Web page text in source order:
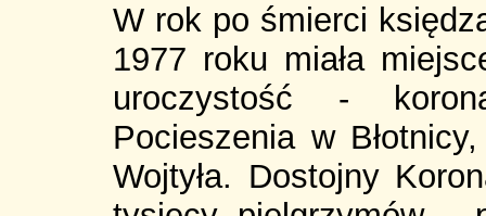
W rok po śmierci
1977 roku miała
uroczystość -
Pocieszenia w
Wojtyła. Dostojny